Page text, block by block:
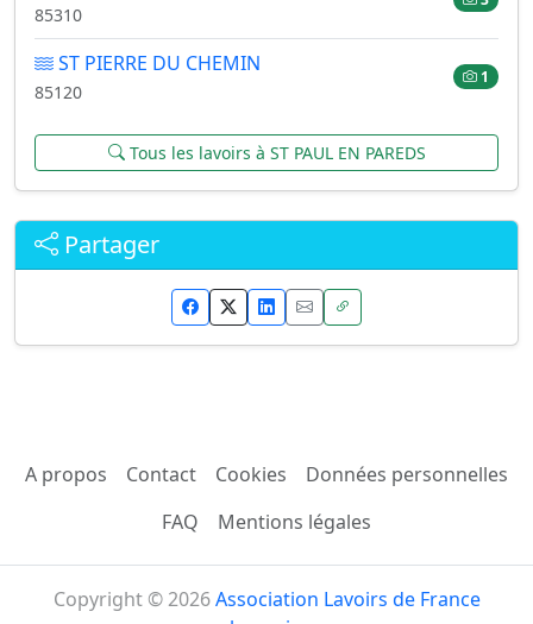
85310
ST PIERRE DU CHEMIN
85120
1
Tous les lavoirs à ST PAUL EN PAREDS
Partager
A propos Contact Cookies
Données personnelles
FAQ
Mentions légales
Copyright © 2026Association Lavoirs de France